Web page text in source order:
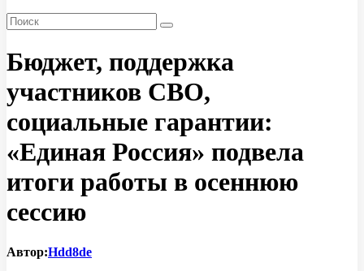
Бюджет, поддержка
участников СВО,
социальные гарантии:
«Единая Россия» подвела
итоги работы в осеннюю
сессию
Автор:Hdd8de